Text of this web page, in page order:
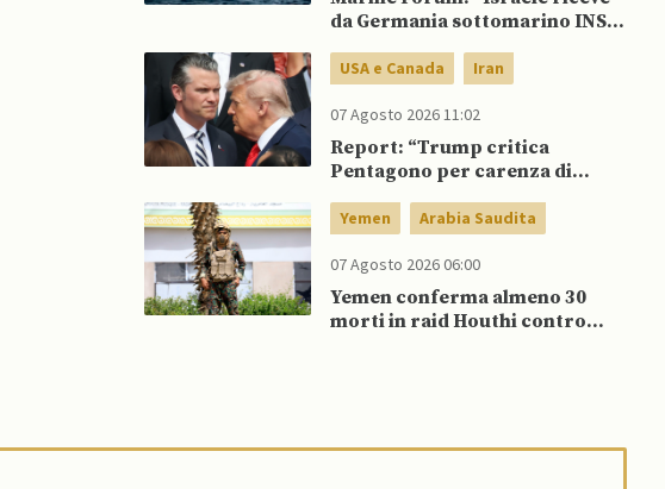
da Germania sottomarino INS
USA e Canada Iran
07 Agosto 2026 11:02
Report: “Trump critica
Pentagono per carenza di
Yemen Arabia Saudita
07 Agosto 2026 06:00
Yemen conferma almeno 30
morti in raid Houthi contro